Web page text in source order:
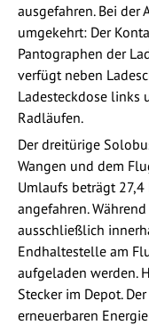
ausgefahren. Bei der
umgekehrt: Der
Pantographen der
verfügt neben
Ladesteckdose links
Radläufen.
Der dreitürige
Wangen und dem
Umlaufs beträgt
angefahren.
ausschließlich
Endhaltestelle am
aufgeladen werden.
Stecker im Depot.
erneuerbaren